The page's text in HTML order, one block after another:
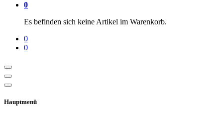
0
Es befinden sich keine Artikel im Warenkorb.
0
0
Hauptmenü